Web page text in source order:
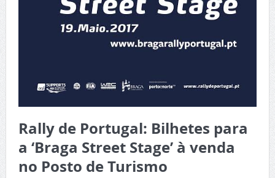
Rally de Portugal: Bilhetes para
a ‘Braga Street Stage’ à venda
no Posto de Turismo